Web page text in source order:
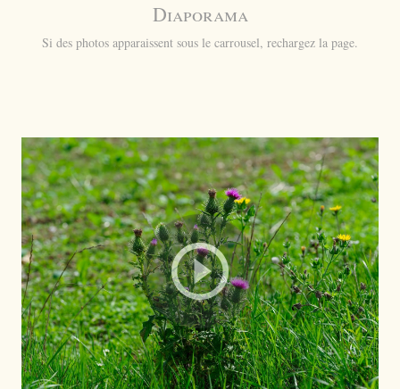
Diaporama
Si des photos apparaissent sous le carrousel, rechargez la page.